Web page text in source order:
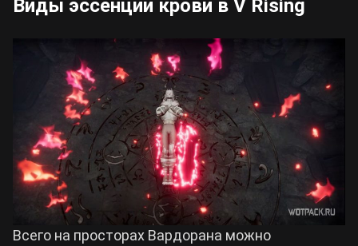
Виды эссенции крови в V Rising
Всего на просторах Вардорана можно